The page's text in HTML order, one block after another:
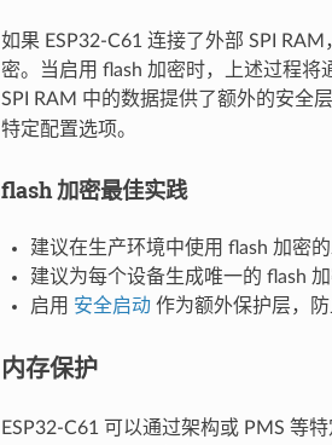
如果 ESP32-C61 连接了外部 SPI
密。当启用 flash 加密时，上述过程
SPI RAM 中的数据提供了额外的安全
特定配置选项。
flash 加密最佳实践
建议在生产环境中使用 flash 加密的
建议为每个设备生成唯一的 flash 加
启用 安全启动作为额外保护层，防
内存保护
ESP32-C61 可以通过架构或 PMS 等